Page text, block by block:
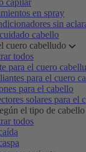
capilar
en spray
sin
cabello
cuero cabelludo
todos
para el cuero
para el cuero
para el cabello
solares para el
el tipo de cabello
todos